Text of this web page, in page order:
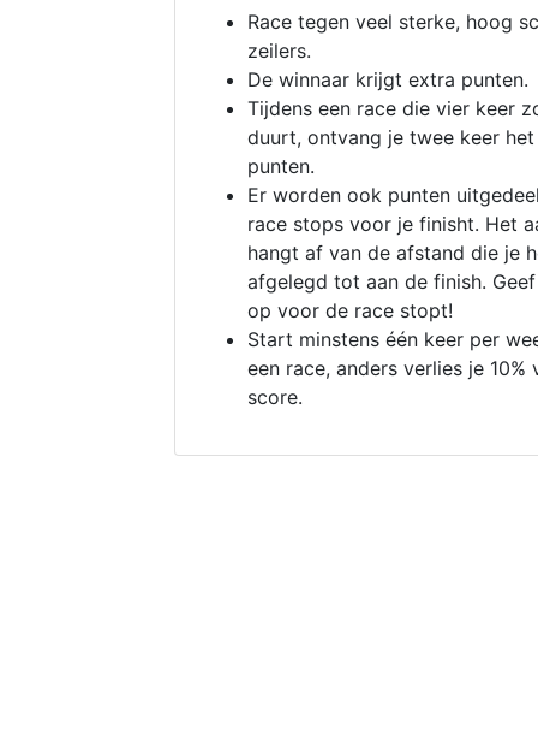
Race tegen veel sterke, hoog
zeilers.
De winnaar krijgt extra punten.
Tijdens een race die vier keer
duurt, ontvang je twee keer
punten.
Er worden ook punten
race stops voor je finisht. Het
hangt af van de afstand die je
afgelegd tot aan de finish.
op voor de race stopt!
Start minstens één keer per
een race, anders verlies je 10%
score.